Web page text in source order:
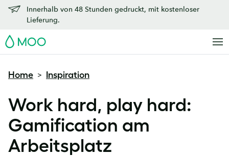
Innerhalb von 48 Stunden gedruckt, mit kostenloser
Lieferung.
MOO
Home > Inspiration
Work hard, play hard:
Gamification am
Arbeitsplatz